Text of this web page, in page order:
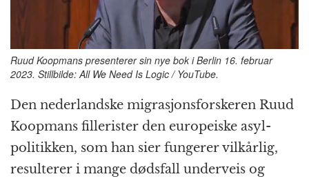
Ruud Koopmans presenterer sin nye bok i Berlin 16. februar
2023. Stillbilde: All We Need Is Logic / YouTube.
Den nederlandske migrasjons­forskeren Ruud
Koopmans fille­rister den europeiske asyl­
politikken, som han sier fungerer vilkårlig,
resulterer i mange dødsfall underveis og